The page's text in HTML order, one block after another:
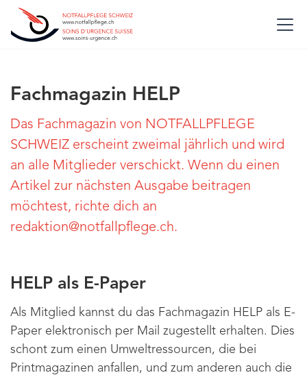
Fachmagazin HELP
Das Fachmagazin von NOTFALLPFLEGE
SCHWEIZ erscheint zweimal jährlich und wird
an alle Mitglieder verschickt. Wenn du einen
Artikel zur nächsten Ausgabe beitragen
möchtest, richte dich an
redaktion@notfallpflege.ch.
HELP als E-Paper
Als Mitglied kannst du das Fachmagazin HELP als E-
Paper elektronisch per Mail zugestellt erhalten. Dies
schont zum einen Umweltressourcen, die bei
Printmagazinen anfallen, und zum anderen auch die